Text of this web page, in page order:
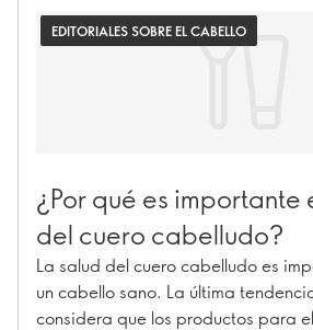
¿Cuál es su secreto? Además de
estos activos también cuidan el
EDITORIALES SOBRE EL CABELLO
¿Por qué es
del cuero cabelludo?
La salud del cuero cabelludo es
un cabello sano. La última
considera que los productos para